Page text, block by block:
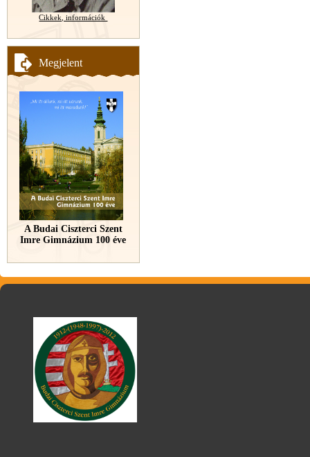
Cikkek, információk
Megjelent
A Budai Ciszterci Szent
Imre Gimnázium 100 éve